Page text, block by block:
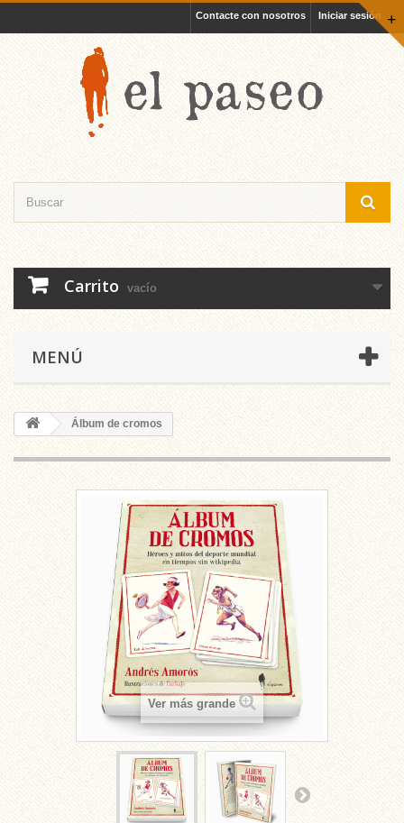
+
Iniciar sesión
Contacte con nosotros
Carrito vacío
MENÚ
Álbum de cromos
Ver más grande